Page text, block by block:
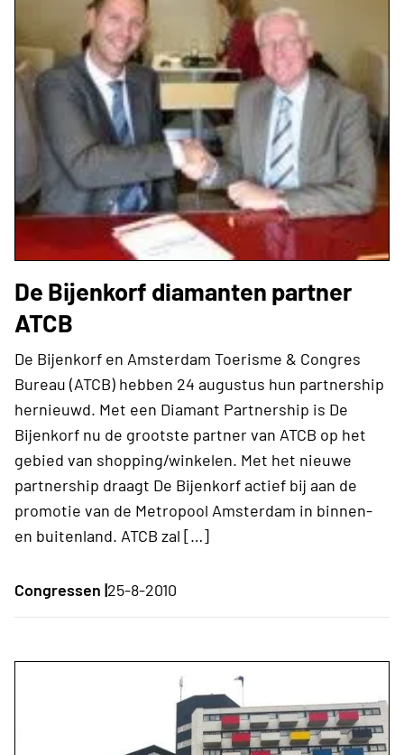
De Bijenkorf diamanten partner
ATCB
De Bijenkorf en Amsterdam Toerisme & Congres
Bureau (ATCB) hebben 24 augustus hun partnership
hernieuwd. Met een Diamant Partnership is De
Bijenkorf nu de grootste partner van ATCB op het
gebied van shopping/winkelen. Met het nieuwe
partnership draagt De Bijenkorf actief bij aan de
promotie van de Metropool Amsterdam in binnen-
en buitenland. ATCB zal […]
Congressen |25-8-2010